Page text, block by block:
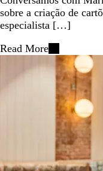
sobre a criação de
especialista […]
Read More